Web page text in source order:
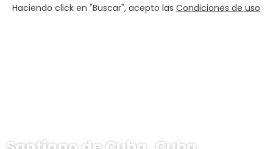
Haciendo click en "Buscar", acepto las Condiciones de uso